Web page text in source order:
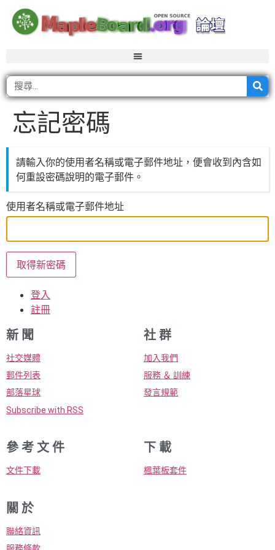
忘記密碼
請輸入你的使用者名稱或電子郵件地址，便會收到內含如
何重設密碼說明的電子郵件。
使用者名稱或電子郵件地址
取得新密碼
登入
註冊
新 聞
社交媒體
郵件列表
部落星球
Subscribe with RSS
社 群
加入我們
服務 ＆ 訓練
發言規範
參 考 文 件
文件下載
下 載
楓葉板套件
關 於
聯絡資訊